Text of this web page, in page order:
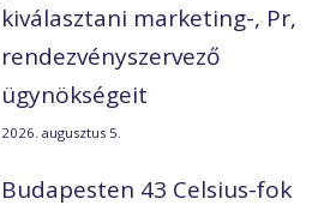
kiválasztani marketing-, Pr,
rendezvényszervező
ügynökségeit
2026. augusztus 5.
Budapesten 43 Celsius-fok